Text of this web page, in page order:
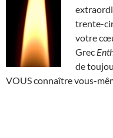
trente-
votre
Grec
de
VOUS connaître vous-